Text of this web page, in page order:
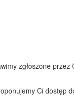
zgłoszone przez
Ci dostęp